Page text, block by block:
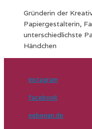
Gründerin der
Papiergestalterin,
unterschiedlichste
Händchen
Instagram
facebook
nebenan.de